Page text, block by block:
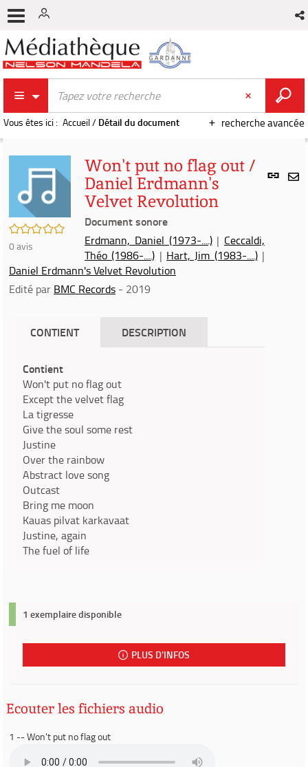
recherche avancée
Vous êtes ici : Accueil/ Détail du document
Lien
/5
0avis
Won't put no flag out /
Daniel Erdmann's
Velvet Revolution
Document sonore
Erdmann, Daniel (1973-....)| Ceccaldi,
Théo (1986-....) | Hart, Jim (1983-....)|
Daniel Erdmann's Velvet Revolution
Edité par BMC Records - 2019
CONTIENT DESCRIPTION
Contient
Won't put no flag out
Except the velvet flag
La tigresse
Give the soul some rest
Justine
Over the rainbow
Abstract love song
Outcast
Bring me moon
Kauas pilvat karkavaat
Justine, again
The fuel of life
1 exemplaire disponible
PLUS D'INFOS
Ecouter les fichiers audio
1 -- Won't put no flag out